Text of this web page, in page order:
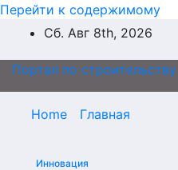
Перейти к содержимому
Сб. Авг 8th, 2026
Портал по строительству
Home Главная
Инновация